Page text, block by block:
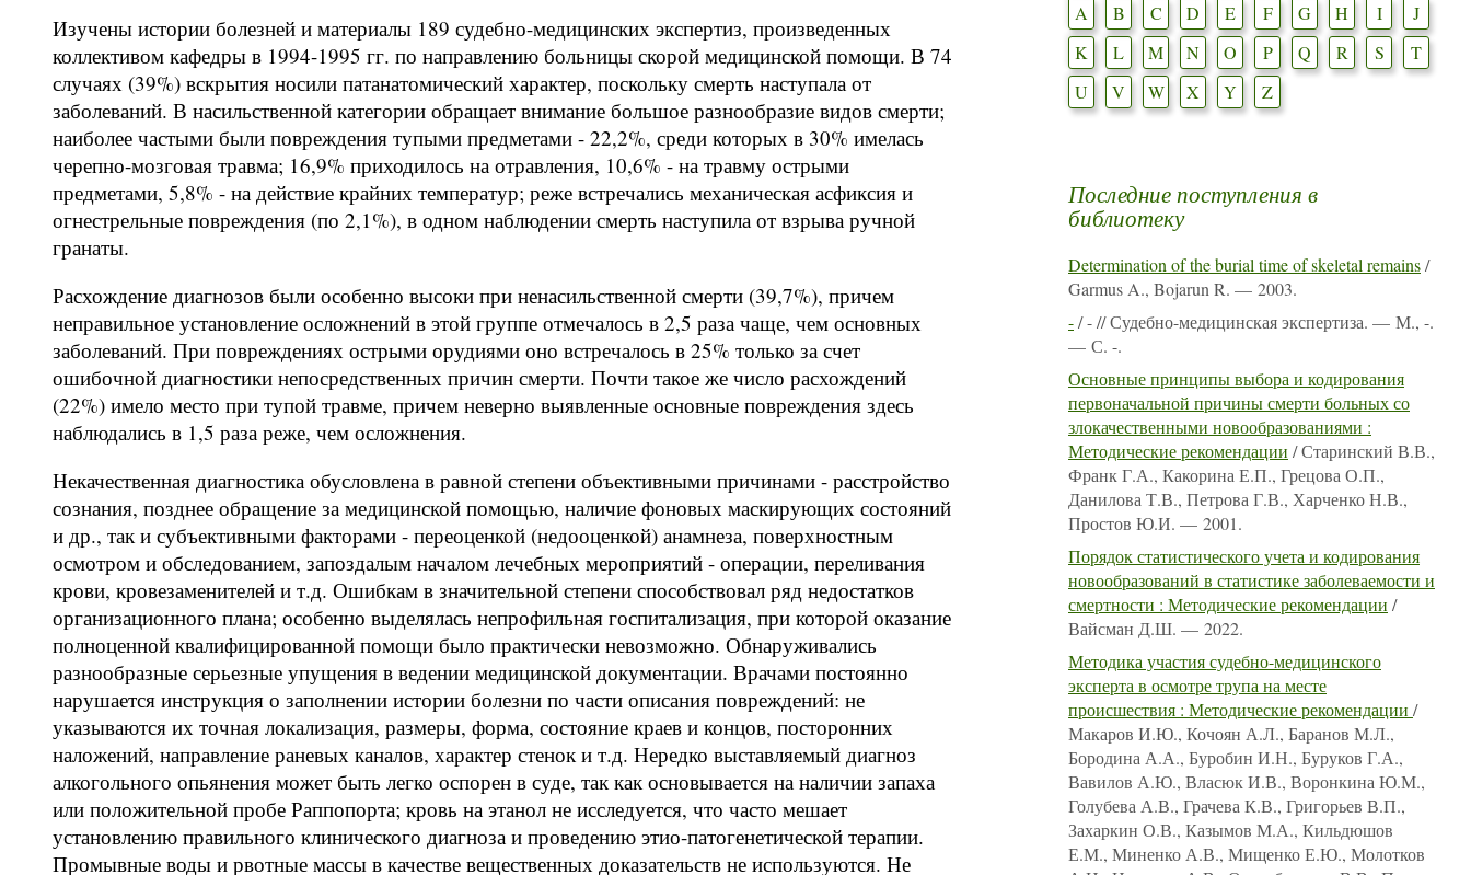
Изучены истории болезней и материалы 189 судебно-медицинских экспертиз, произведенных
коллективом кафедры в 1994-1995 гг. по направлению больницы скорой медицинской помощи. В 74
случаях (39%) вскрытия носили патанатомический характер, поскольку смерть наступала от
заболеваний. В насильственной категории обращает внимание большое разнообразие видов смерти;
наиболее частыми были повреждения тупыми предметами - 22,2%, среди которых в 30% имелась
черепно-мозговая травма; 16,9% приходилось на отравления, 10,6% - на травму острыми
предметами, 5,8% - на действие крайних температур; реже встречались механическая асфиксия и
огнестрельные повреждения (по 2,1%), в одном наблюдении смерть наступила от взрыва ручной
гранаты.
Расхождение диагнозов были особенно высоки при ненасильственной смерти (39,7%), причем
неправильное установление осложнений в этой группе отмечалось в 2,5 раза чаще, чем основных
заболеваний. При повреждениях острыми орудиями оно встречалось в 25% только за счет
ошибочной диагностики непосредственных причин смерти. Почти такое же число расхождений
(22%) имело место при тупой травме, причем неверно выявленные основные повреждения здесь
наблюдались в 1,5 раза реже, чем осложнения.
Некачественная диагностика обусловлена в равной степени объективными причинами - расстройство
сознания, позднее обращение за медицинской помощью, наличие фоновых маскирующих состояний
и др., так и субъективными факторами - переоценкой (недооценкой) анамнеза, поверхностным
осмотром и обследованием, запоздалым началом лечебных мероприятий - операции, переливания
крови, кровезаменителей и т.д. Ошибкам в значительной степени способствовал ряд недостатков
организационного плана; особенно выделялась непрофильная госпитализация, при которой оказание
полноценной квалифицированной помощи было практически невозможно. Обнаруживались
разнообразные серьезные упущения в ведении медицинской документации. Врачами постоянно
нарушается инструкция о заполнении истории болезни по части описания повреждений: не
указываются их точная локализация, размеры, форма, состояние краев и концов, посторонних
наложений, направление раневых каналов, характер стенок и т.д. Нередко выставляемый диагноз
алкогольного опьянения может быть легко оспорен в суде, так как основывается на наличии запаха
или положительной пробе Раппопорта; кровь на этанол не исследуется, что часто мешает
установлению правильного клинического диагноза и проведению этио-патогенетической терапии.
Промывные воды и рвотные массы в качестве вещественных доказательств не используются. Не
A
B C D E F G H I
J
K
L M N O P Q R S
T
U
V W X Y Z
Последние поступления в
библиотеку
Determination of the burial time of skeletal remains/
Garmus A., Bojarun R. — 2003.
-/ - // Судебно-медицинская экспертиза. — М., -.
— С. -.
Основные принципы выбора и кодирования
первоначальной причины смерти больных со
злокачественными новообразованиями :
Методические рекомендации / Старинский В.В.,
Франк Г.А., Какорина Е.П., Грецова О.П.,
Данилова Т.В., Петрова Г.В., Харченко Н.В.,
Простов Ю.И. — 2001.
Порядок статистического учета и кодирования
новообразований в статистике заболеваемости и
смертности : Методические рекомендации /
Вайсман Д.Ш. — 2022.
Методика участия судебно-медицинского
эксперта в осмотре трупа на месте
происшествия : Методические рекомендации /
Макаров И.Ю., Кочоян А.Л., Баранов М.Л.,
Бородина А.А., Буробин И.Н., Буруков Г.А.,
Вавилов А.Ю., Власюк И.В., Воронкина Ю.М.,
Голубева А.В., Грачева К.В., Григорьев В.П.,
Захаркин О.В., Казымов М.А., Кильдюшов
Е.М., Миненко А.В., Мищенко Е.Ю., Молотков